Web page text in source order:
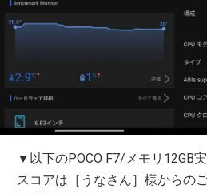
▼以下のPOCO F7/メモリ12GB
スコアは［うなさん］様からの